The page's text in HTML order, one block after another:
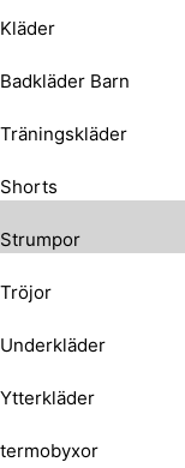
Kläder
Badkläder Barn
Träningskläder
Shorts
Strumpor
Tröjor
Underkläder
Ytterkläder
termobyxor